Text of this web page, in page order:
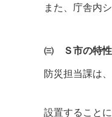
また、庁舎内
㈢ Ｓ市の特性
防災担当課は
設置すること